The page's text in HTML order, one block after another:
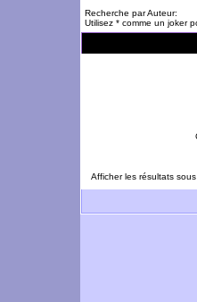
Recherche par Auteur:
Utilisez * comme un joker
Afficher les résultats